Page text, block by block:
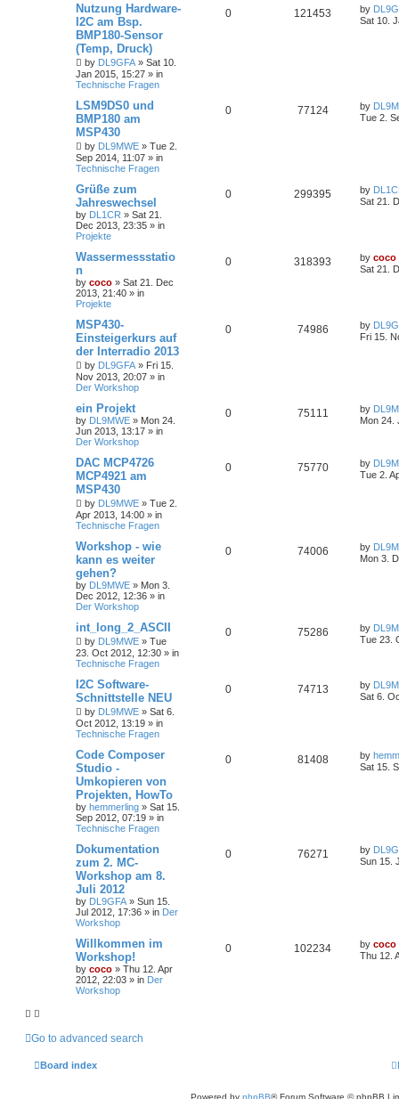
Nutzung Hardware-
I2C am Bsp.
BMP180-Sensor
(Temp, Druck)
by DL9GFA » Sat 10.
Jan 2015, 15:27 » in
Technische Fragen
0 121453 by
Sat 10.
LSM9DS0 und
BMP180 am
MSP430
by DL9MWE » Tue 2.
Sep 2014, 11:07 » in
Technische Fragen
0 77124 by
Tue 2.
Grüße zum
Jahreswechsel
by DL1CR » Sat 21.
Dec 2013, 23:35 » in
Projekte
0 299395 by
Sat 21.
Wassermessstatio
n
by coco » Sat 21. Dec
2013, 21:40 » in
Projekte
0 318393 by coco
Sat 21.
MSP430-
Einsteigerkurs auf
der Interradio 2013
by DL9GFA » Fri 15.
Nov 2013, 20:07 » in
Der Workshop
0 74986 by
Fri 15.
ein Projekt
by DL9MWE » Mon 24.
Jun 2013, 13:17 » in
Der Workshop
0 75111 by
Mon 24.
DAC MCP4726
MCP4921 am
MSP430
by DL9MWE » Tue 2.
Apr 2013, 14:00 » in
Technische Fragen
0 75770 by
Tue 2.
Workshop - wie
kann es weiter
gehen?
by DL9MWE » Mon 3.
Dec 2012, 12:36 » in
Der Workshop
0 74006 by
Mon 3.
int_long_2_ASCII
by DL9MWE » Tue
23. Oct 2012, 12:30 » in
Technische Fragen
0 75286 by
Tue 23.
I2C Software-
Schnittstelle NEU
by DL9MWE » Sat 6.
Oct 2012, 13:19 » in
Technische Fragen
0 74713 by
Sat 6.
Code Composer
Studio -
Umkopieren von
Projekten, HowTo
by hemmerling » Sat 15.
Sep 2012, 07:19 » in
Technische Fragen
0 81408 by
Sat 15.
Dokumentation
zum 2. MC-
Workshop am 8.
Juli 2012
by DL9GFA » Sun 15.
Jul 2012, 17:36 » in Der
Workshop
0 76271 by
Sun 15.
Willkommen im
Workshop!
by coco » Thu 12. Apr
2012, 22:03 » in Der
Workshop
0 102234 by coco
Thu 12.
Go to advanced search
Board index
Powered by phpBB® Forum Software © phpBB